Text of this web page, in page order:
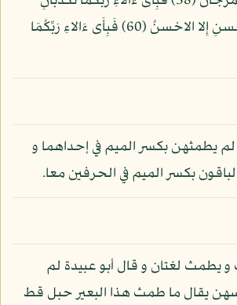
(59) هَلْ جَزَاءُ الاحْسنِ إِلا الاحْسنُ (60) فَبِأَى ءَالاءِ رَبِّكُمَا
يطمثهن بكسر الميم في إحداهما و
بكسر الميم في الحرفين معا.
يطمث لغتان و قال أبو عبيدة لم
يقال ما طمث هذا البعير حبل قط